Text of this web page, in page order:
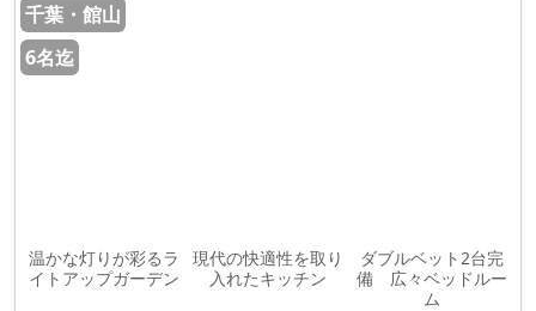
千葉・館山
6名迄
温かな灯りが彩るラ
イトアップガーデン
現代の快適性を取り
入れたキッチン
ダブルベット2台完
備 広々ベッドルー
ム